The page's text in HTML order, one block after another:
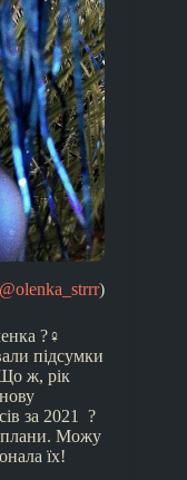
@olenka_strrr)
?‍♀
підсумки
ж, рік
за 2021 ?
плани. Можу
їх!